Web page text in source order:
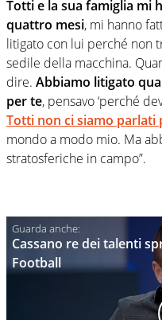
Totti e la sua famiglia mi
quattro mesi, mi hanno
litigato con lui perché non
sedile della macchina.
dire. Abbiamo litigato
per te, pensavo ‘perché
Totti non ci siamo parlati
mondo a modo mio. Ma
stratosferiche in campo”.
Cassano re dei talenti
Football